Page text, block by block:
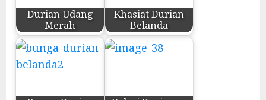
Durian Udang
Merah
Khasiat Durian
Belanda